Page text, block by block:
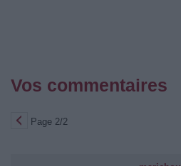
Vos commentaires
Page 2/2